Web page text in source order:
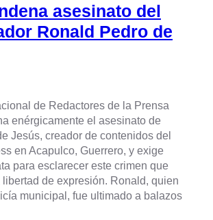
asesinato del
Ronald Pedro de
de Redactores de la Prensa
enérgicamente el asesinato de
Jesús, creador de contenidos del
en Acapulco, Guerrero, y exige
para esclarecer este crimen que
de expresión. Ronald, quien
municipal, fue ultimado a balazos